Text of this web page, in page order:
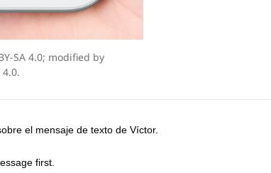
SA 4.0; modified by
el mensaje de texto de Víctor.
first.